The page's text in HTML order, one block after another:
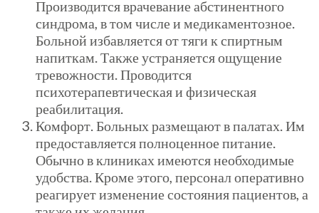
Производится врачевание абстинентного
синдрома, в том числе и медикаментозное.
Больной избавляется от тяги к спиртным
напиткам. Также устраняется ощущение
тревожности. Проводится
психотерапевтическая и физическая
реабилитация.
Комфорт. Больных размещают в палатах. Им
предоставляется полноценное питание.
Обычно в клиниках имеются необходимые
удобства. Кроме этого, персонал оперативно
реагирует изменение состояния пациентов, а